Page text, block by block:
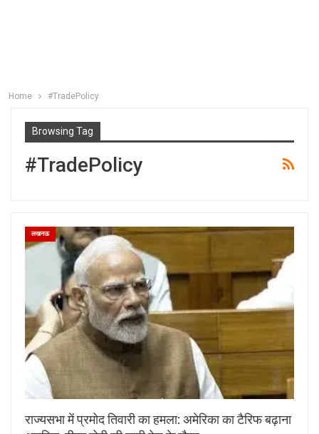
Home #TradePolicy
Browsing Tag
#TradePolicy
लखनऊ
राज्यसभा में प्रमोद तिवारी का हमला: अमेरिका का टैरिफ बढ़ाना